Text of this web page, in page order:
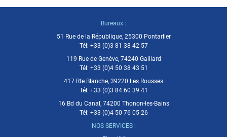
Bureaux :
51 Rue de la République, 25300 Pontarlier
Tél: +33 (0)3 81 38 42 57
119 Rue de Genève, 74240 Gaillard
Tél: +33 (0)4 50 38 43 51
417 Rte Blanche, 39220 Les Rousses
Tél: +33 (0)3 84 60 39 41
16 Bd du Canal, 74200 Thonon-les-Bains
Tél: +33 (0)4 50 76 05 26
NOS SERVICES :